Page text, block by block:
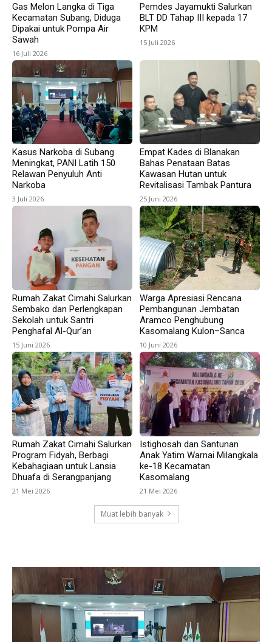
SUBANG UPDATE
Gas Melon Langka di Tiga
Kecamatan Subang, Diduga
Dipakai untuk Pompa Air
Sawah
16 Juli 2026
Pemdes Jayamukti Salurkan
BLT DD Tahap III kepada 17
KPM
15 Juli 2026
Kasus Narkoba di Subang
Meningkat, PANI Latih 150
Relawan Penyuluh Anti
Narkoba
3 Juli 2026
Empat Kades di Blanakan
Bahas Penataan Batas
Kawasan Hutan untuk
Revitalisasi Tambak Pantura
25 Juni 2026
Rumah Zakat Cimahi Salurkan
Sembako dan Perlengkapan
Sekolah untuk Santri
Penghafal Al-Qur’an
15 Juni 2026
Warga Apresiasi Rencana
Pembangunan Jembatan
Aramco Penghubung
Kasomalang Kulon–Sanca
10 Juni 2026
Rumah Zakat Cimahi Salurkan
Program Fidyah, Berbagi
Kebahagiaan untuk Lansia
Dhuafa di Serangpanjang
21 Mei 2026
Istighosah dan Santunan
Anak Yatim Warnai Milangkala
ke-18 Kecamatan
Kasomalang
21 Mei 2026
Muat lebih banyak